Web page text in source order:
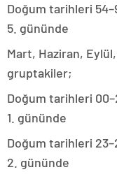
Doğum tarihleri
5. gününde
Mart, Haziran, Eylül,
gruptakiler;
Doğum tarihleri
1. gününde
Doğum tarihleri
2. gününde